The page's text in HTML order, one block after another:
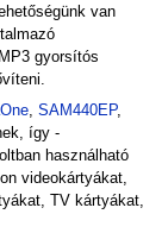
van
gyorsítós
, SAM440EP,
így -
használható
videokártyákat,
TV kártyákat,